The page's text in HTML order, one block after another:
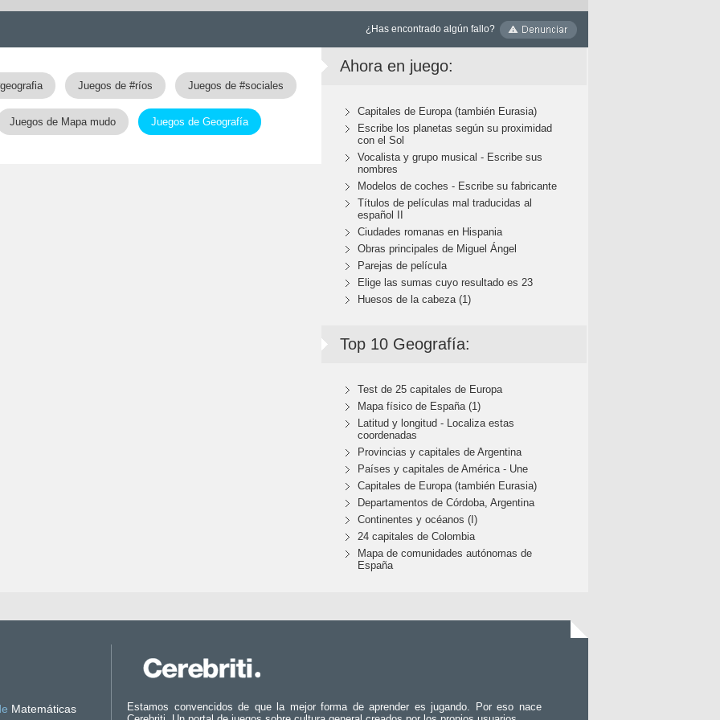
¿Has encontrado algún fallo?
Juegos de #ríos Juegos de #sociales
Juegos de Mapa mudo Juegos de Geografía
Ahora en juego:
Capitales de Europa (también Eurasia)
Escribe los planetas según su proximidad
con el Sol
Vocalista y grupo musical - Escribe sus
nombres
Modelos de coches - Escribe su fabricante
Títulos de películas mal traducidas al
español II
Ciudades romanas en Hispania
Obras principales de Miguel Ángel
Parejas de película
Elige las sumas cuyo resultado es 23
Huesos de la cabeza (1)
Top 10 Geografía:
Test de 25 capitales de Europa
Mapa físico de España (1)
Latitud y longitud - Localiza estas
coordenadas
Provincias y capitales de Argentina
Países y capitales de América - Une
Capitales de Europa (también Eurasia)
Departamentos de Córdoba, Argentina
Continentes y océanos (I)
24 capitales de Colombia
Mapa de comunidades autónomas de
España
Matemáticas
Estamos convencidos de que la mejor forma de aprender es jugando. Por eso nace